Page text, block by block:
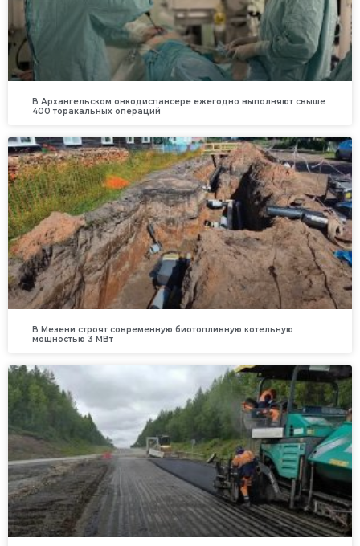
В Архангельском онкодиспансере ежегодно выполняют свыше
400 торакальных операций
В Мезени строят современную биотопливную котельную
мощностью 3 МВт